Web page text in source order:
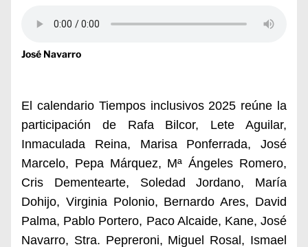
José Navarro
El calendario Tiempos inclusivos 2025 reúne la
participación de Rafa Bilcor, Lete Aguilar,
Inmaculada Reina, Marisa Ponferrada, José
Marcelo, Pepa Márquez, Mª Ángeles Romero,
Cris Dementearte, Soledad Jordano, María
Dohijo, Virginia Polonio, Bernardo Ares, David
Palma, Pablo Portero, Paco Alcaide, Kane, José
Navarro, Stra. Pepreroni, Miguel Rosal, Ismael